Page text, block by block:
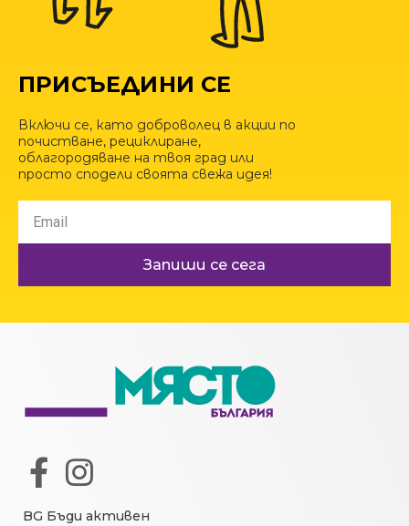
ПРИСЪЕДИНИ СЕ
Включи се, като доброволец в акции по
почистване, рециклиране,
облагородяване на твоя град или
просто сподели своята свежа идея!
Запиши се сега
BG Бъди активен